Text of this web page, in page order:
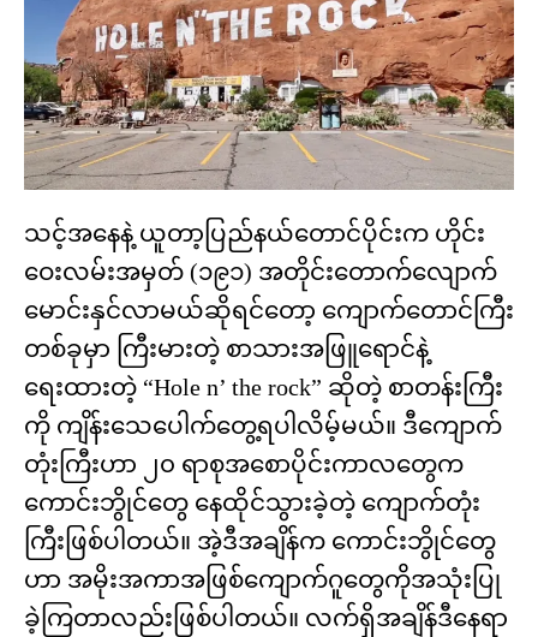
သင့်အနေနဲ့ ယူတာ့ပြည်နယ်တောင်ပိုင်းက ဟိုင်း
ဝေးလမ်းအမှတ် (၁၉၁) အတိုင်းတောက်လျောက်
မောင်းနှင်လာမယ်ဆိုရင်တော့ ကျောက်တောင်ကြီး
တစ်ခုမှာ ကြီးမားတဲ့ စာသားအဖြူရောင်နဲ့
ရေးထားတဲ့ “Hole n’ the rock” ဆိုတဲ့ စာတန်းကြီး
ကို ကျိန်းသေပေါက်တွေ့ရပါလိမ့်မယ်။ ဒီကျောက်
တုံးကြီးဟာ ၂၀ ရာစုအစောပိုင်းကာလတွေက
ကောင်းဘွိုင်တွေ နေထိုင်သွားခဲ့တဲ့ ကျောက်တုံး
ကြီးဖြစ်ပါတယ်။ အဲ့ဒီအချိန်က ကောင်းဘွိုင်တွေ
ဟာ အမိုးအကာအဖြစ်ကျောက်ဂူတွေကိုအသုံးပြု
ခဲ့ကြတာလည်းဖြစ်ပါတယ်။ လက်ရှိအချိန်ဒီနေရာ